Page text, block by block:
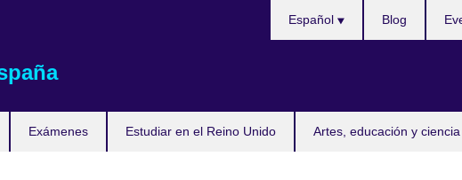
Exámenes Estudiar en el Reino Unido Artes, educación y ciencia
idioma
Español Blog